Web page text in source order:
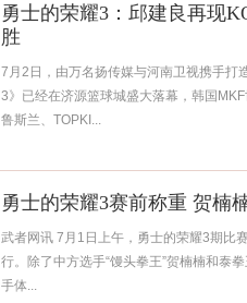
勇士的荣耀3：邱建良再现
胜
7月2日，由万名扬传媒与河南卫视携手打
3》已经在济源篮球城盛大落幕，韩国
鲁斯兰、TOPKI...
勇士的荣耀3赛前称重 贺楠
武者网讯 7月1日上午，勇士的荣耀3期比
行。除了中方选手“馒头拳王”贺楠楠和泰
手体...